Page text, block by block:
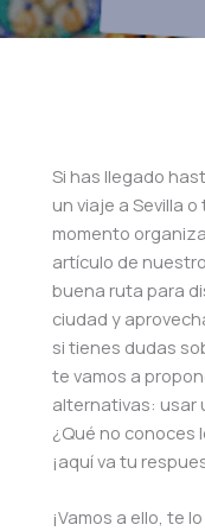
Si has llegado
un viaje a Sevilla
momento
artículo de
buena ruta para
ciudad y
si tienes dudas
te vamos a
alternativas: usar
¿Qué no conoces
¡aquí va tu
¡Vamos a ello, te